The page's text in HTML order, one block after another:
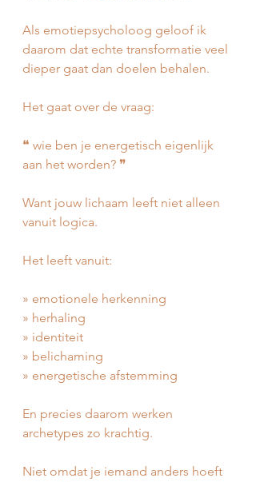
Als emotiepsycholoog geloof ik
daarom dat echte transformatie veel
dieper gaat dan doelen behalen.
Het gaat over de vraag:
❝ wie ben je energetisch eigenlijk
aan het worden? ❞
Want jouw lichaam leeft niet alleen
vanuit logica.
Het leeft vanuit:
» emotionele herkenning
» herhaling
» identiteit
» belichaming
» energetische afstemming
En precies daarom werken
archetypes zo krachtig.
Niet omdat je iemand anders hoeft